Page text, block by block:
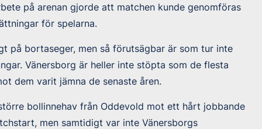
på arenan gjorde att matchen kunde genomföras
för spelarna.
på bortaseger, men så förutsägbar är som tur inte
Vänersborg är heller inte stöpta som de flesta
dem varit jämna de senaste åren.
bollinnehav från Oddevold mot ett hårt jobbande
men samtidigt var inte Vänersborgs